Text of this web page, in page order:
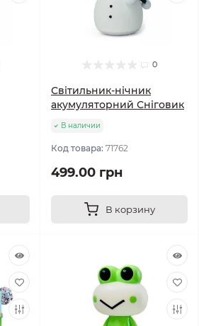
0
Світильник-нічник
акумуляторний Сніговик
В наличии
Код товара: 71762
499.00 грн
В корзину